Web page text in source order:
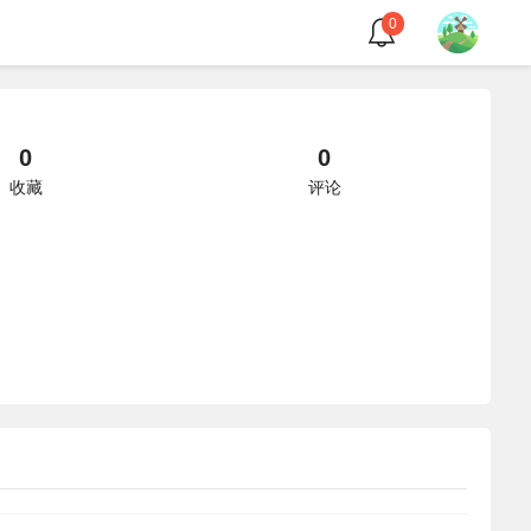
0
0
收藏
0
评论